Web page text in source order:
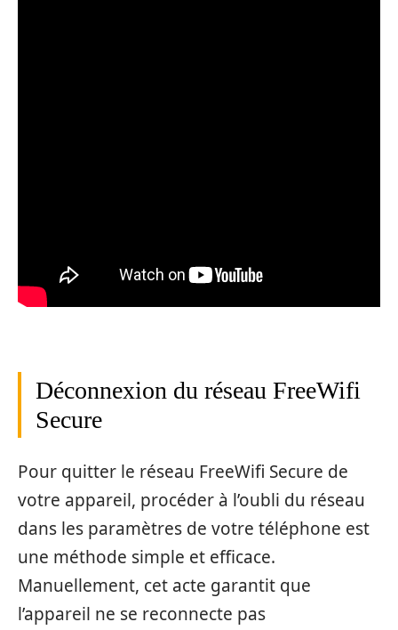
Déconnexion du réseau FreeWifi
Secure
Pour quitter le réseau FreeWifi Secure de
votre appareil, procéder à l’oubli du réseau
dans les paramètres de votre téléphone est
une méthode simple et efficace.
Manuellement, cet acte garantit que
l’appareil ne se reconnecte pas